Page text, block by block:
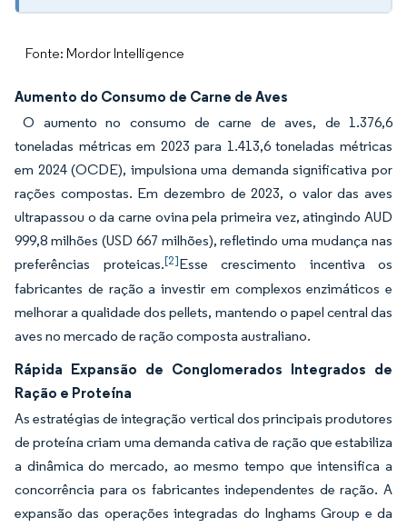
Fonte: Mordor Intelligence
Aumento do Consumo de Carne de Aves
O aumento no consumo de carne de aves, de 1.376,6
toneladas métricas em 2023 para 1.413,6 toneladas métricas
em 2024 (OCDE), impulsiona uma demanda significativa por
rações compostas. Em dezembro de 2023, o valor das aves
ultrapassou o da carne ovina pela primeira vez, atingindo AUD
999,8 milhões (USD 667 milhões), refletindo uma mudança nas
preferências proteicas.[2]Esse crescimento incentiva os
fabricantes de ração a investir em complexos enzimáticos e
melhorar a qualidade dos pellets, mantendo o papel central das
aves no mercado de ração composta australiano.
Rápida Expansão de Conglomerados Integrados de
Ração e Proteína
As estratégias de integração vertical dos principais produtores
de proteína criam uma demanda cativa de ração que estabiliza
a dinâmica do mercado, ao mesmo tempo que intensifica a
concorrência para os fabricantes independentes de ração. A
expansão das operações integradas do Inghams Group e da